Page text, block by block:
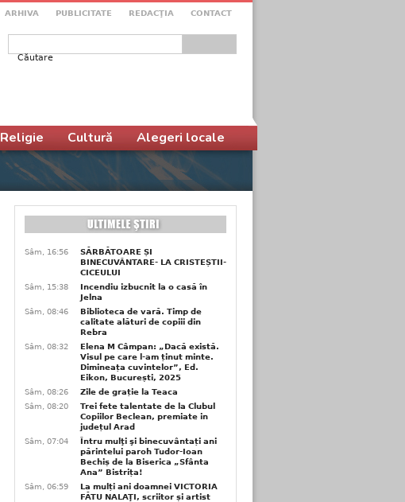
ARHIVA PUBLICITATE REDACŢIA CONTACT
Formular de căutare
Religie Cultură Alegeri locale
Sâm, 16:56
SĂRBĂTOARE ȘI
BINECUVÂNTARE- LA CRISTEȘTII-
CICEULUI
Sâm, 15:38
Incendiu izbucnit la o casă în
Jelna
Sâm, 08:46
Biblioteca de vară. Timp de
calitate alături de copiii din
Rebra
Sâm, 08:32
Elena M Câmpan: „Dacă există.
Visul pe care l-am ținut minte.
Dimineața cuvintelor”, Ed.
Eikon, București, 2025
Sâm, 08:26
Zile de grație la Teaca
Sâm, 08:20
Trei fete talentate de la Clubul
Copiilor Beclean, premiate in
județul Arad
Sâm, 07:04
Întru mulţi şi binecuvântați ani
părintelui paroh Tudor-Ioan
Bechiș de la Biserica „Sfânta
Ana” Bistrița!
Sâm, 06:59
La mulți ani doamnei VICTORIA
FĂTU NALAŢI, scriitor și artist